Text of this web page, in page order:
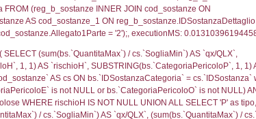
AND
INNER JOIN
(f_territori_limitrofi.IDTipoTerritorio =
executionMS: 0.071262121200562